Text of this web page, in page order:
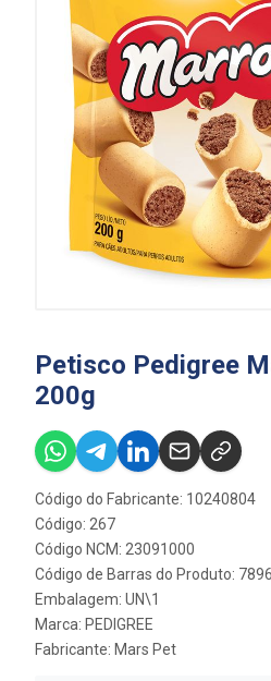
Petisco Pedigree
200g
Código do Fabricante: 10240804
Código: 267
Código NCM: 23091000
Código de Barras do Produto:
Embalagem: UN\1
Marca: PEDIGREE
Fabricante: Mars Pet